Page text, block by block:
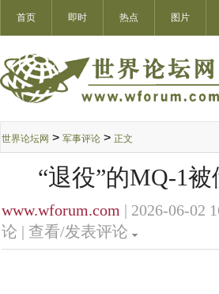
首页 即时 热点 图片
世界论坛网 > 军事评论 > 正文
“退役”的MQ-1
www.wforum.com | 2026-06-02
论 | 查看/发表评论